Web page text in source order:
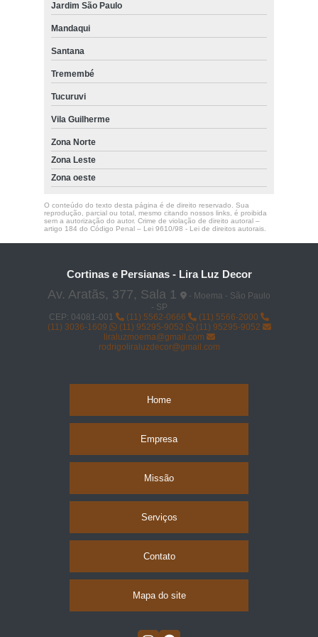
Jardim São Paulo
Mandaqui
Santana
Tremembé
Tucuruvi
Vila Guilherme
Zona Norte
Zona Leste
Zona oeste
O conteúdo do texto desta página é de direito reservado. Sua
reprodução, parcial ou total, mesmo citando nossos links, é proibida
sem a autorização do autor. Crime de violação de direito autoral –
artigo 184 do Código Penal – Lei 9610/98 - Lei de direitos autorais.
Cortinas e Persianas - Lira Luz Decor
Av. Aratãs, 377, Sala 1
- Moema - São Paulo
- SP
CEP: 04081-001
(11) 5562-0666
(11) 5566-2000
(11) 3036-1609
(11) 95295-9052
(11) 95295-9052
liraluzmoema@gmail.com
rodrigoliraluzdecor@gmail.com
Home
Empresa
Missão
Serviços
Contato
Mapa do site